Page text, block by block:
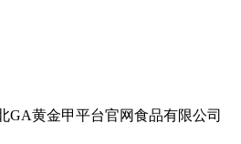
GA黄金甲平台官网食品有限公司